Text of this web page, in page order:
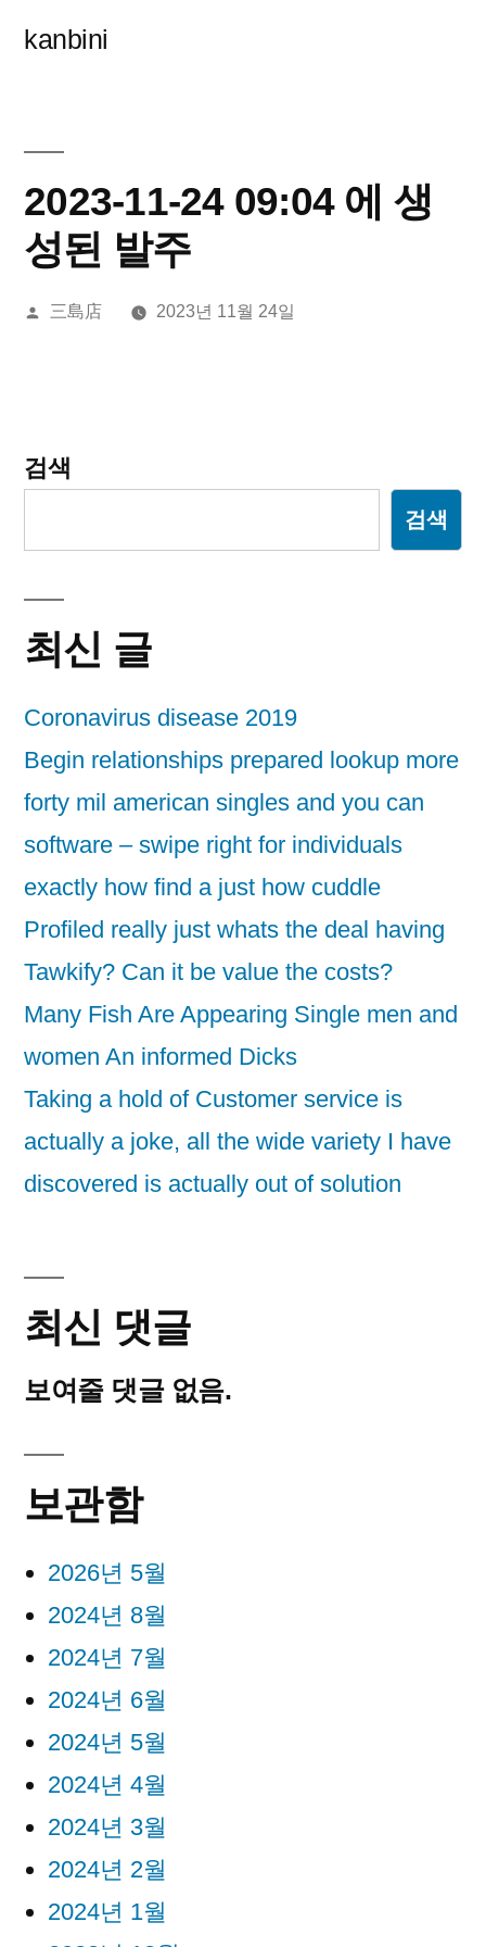
kanbini
2023-11-24 09:04 에 생
성된 발주
올
三島店 2023년 11월 24일
검색
검색
최신 글
Coronavirus disease 2019
Begin relationships prepared lookup more
forty mil american singles and you can
software – swipe right for individuals
exactly how find a just how cuddle
Profiled really just whats the deal having
Tawkify? Can it be value the costs?
Many Fish Are Appearing Single men and
women An informed Dicks
Taking a hold of Customer service is
actually a joke, all the wide variety I have
discovered is actually out of solution
최신 댓글
보여줄 댓글 없음.
보관함
2026년 5월
2024년 8월
2024년 7월
2024년 6월
2024년 5월
2024년 4월
2024년 3월
2024년 2월
2024년 1월